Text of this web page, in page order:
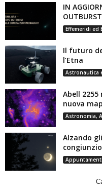
IN
Effemeridi ed
Il futuro
l’Etna
Astronautica
Abell
nuova
Astronomia,
Alzando